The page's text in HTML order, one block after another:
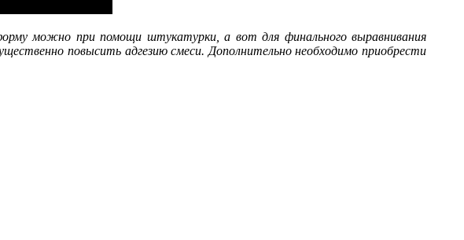
можно при помощи штукатурки, а вот для финального выравнивания
повысить адгезию смеси. Дополнительно необходимо приобрести